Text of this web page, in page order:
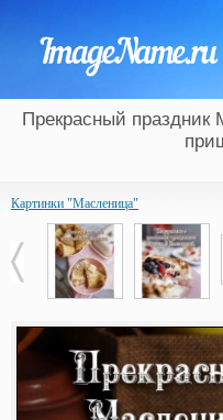
Прекрасный праздник
Картинки "Масленица"